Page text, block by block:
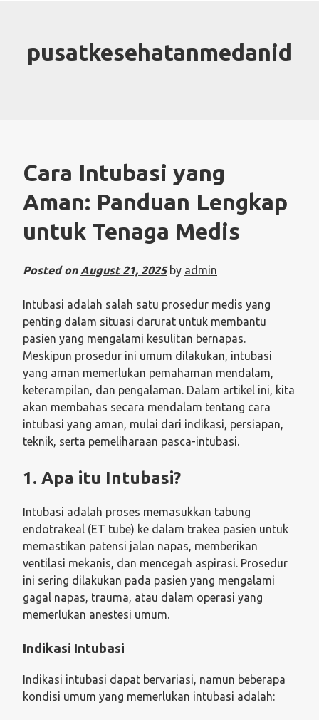
pusatkesehatanmedanid
Cara Intubasi yang
Aman: Panduan Lengkap
untuk Tenaga Medis
Posted on August 21, 2025by admin
Intubasi adalah salah satu prosedur medis yang
penting dalam situasi darurat untuk membantu
pasien yang mengalami kesulitan bernapas.
Meskipun prosedur ini umum dilakukan, intubasi
yang aman memerlukan pemahaman mendalam,
keterampilan, dan pengalaman. Dalam artikel ini, kita
akan membahas secara mendalam tentang cara
intubasi yang aman, mulai dari indikasi, persiapan,
teknik, serta pemeliharaan pasca-intubasi.
1. Apa itu Intubasi?
Intubasi adalah proses memasukkan tabung
endotrakeal (ET tube) ke dalam trakea pasien untuk
memastikan patensi jalan napas, memberikan
ventilasi mekanis, dan mencegah aspirasi. Prosedur
ini sering dilakukan pada pasien yang mengalami
gagal napas, trauma, atau dalam operasi yang
memerlukan anestesi umum.
Indikasi Intubasi
Indikasi intubasi dapat bervariasi, namun beberapa
kondisi umum yang memerlukan intubasi adalah: